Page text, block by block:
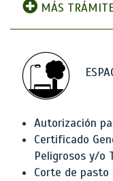
MÁS
Autorización
Certificado
Peligrosos y/o
Corte de pasto